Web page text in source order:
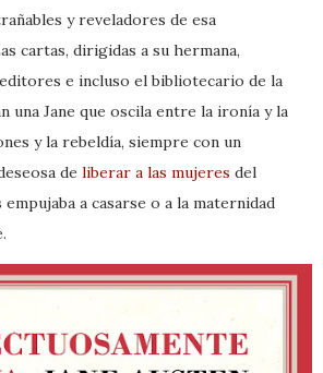
y reveladores de esa
cartas, dirigidas a su hermana,
e incluso el bibliotecario de la
una Jane que oscila entre la ironía y la
y la rebeldía, siempre con un
de liberar a las mujeres del
a casarse o a la maternidad